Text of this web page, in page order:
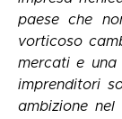
paese che
vorticoso
mercati e una
imprenditori
ambizione